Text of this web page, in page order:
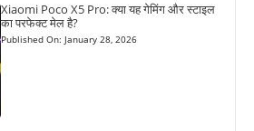
Xiaomi Poco X5 Pro: क्या यह गेमिंग और स्टाइल
का परफेक्ट मेल है?
Published On: January 28, 2026